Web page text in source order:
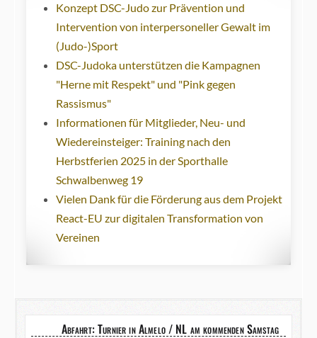
Konzept DSC-Judo zur Prävention und
Intervention von interpersoneller Gewalt im
(Judo-)Sport
DSC-Judoka unterstützen die Kampagnen
"Herne mit Respekt" und "Pink gegen
Rassismus"
Informationen für Mitglieder, Neu- und
Wiedereinsteiger: Training nach den
Herbstferien 2025 in der Sporthalle
Schwalbenweg 19
Vielen Dank für die Förderung aus dem Projekt
React-EU zur digitalen Transformation von
Vereinen
Abfahrt: Turnier in Almelo / NL am kommenden Samstag